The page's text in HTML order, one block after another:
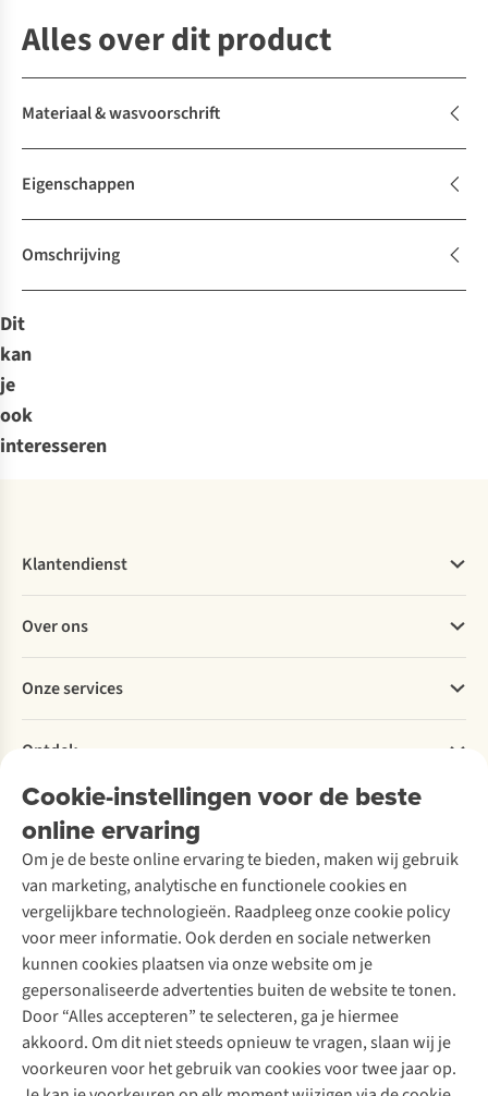
Alles over dit product
Materiaal & wasvoorschrift
Eigenschappen
Omschrijving
Dit
kan
je
ook
interesseren
Cookie-instellingen voor de beste
online ervaring
Om je de beste online ervaring te bieden, maken wij gebruik
van marketing, analytische en functionele cookies en
vergelijkbare technologieën. Raadpleeg onze cookie policy
voor meer informatie. Ook derden en sociale netwerken
kunnen cookies plaatsen via onze website om je
gepersonaliseerde advertenties buiten de website te tonen.
Door “Alles accepteren” te selecteren, ga je hiermee
akkoord. Om dit niet steeds opnieuw te vragen, slaan wij je
voorkeuren voor het gebruik van cookies voor twee jaar op.
Klantendienst
Bestellen
Betalen
Levering
Retourneren
Bestelling herroepen
Garantie
Contact
Over ons
Explore More
Verantwoord ondernemen
Over Ayacucho
Onze winkels
Over A.S.Adventure
Toegankelijkheidsverklaring
Onze services
Ski-onderhoud
Wasservice
Schoenonderhoud
Schoenherstelling
Kledingherstelling
Retouches
Voor bedrijven
Ontdek
A.S.Magazine
Podcast
Explore Academy
Explore Camp
Gear Check
Inspiratie & advies
Meld je aan voor de nieuwsbrief
Follow us